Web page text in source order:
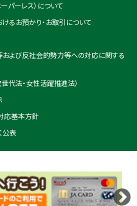
パーレス）について
るお預かり・お取引について
および反社会的勢力等への対応に関する
代法・女性活躍推進法）
応基本方針
公表